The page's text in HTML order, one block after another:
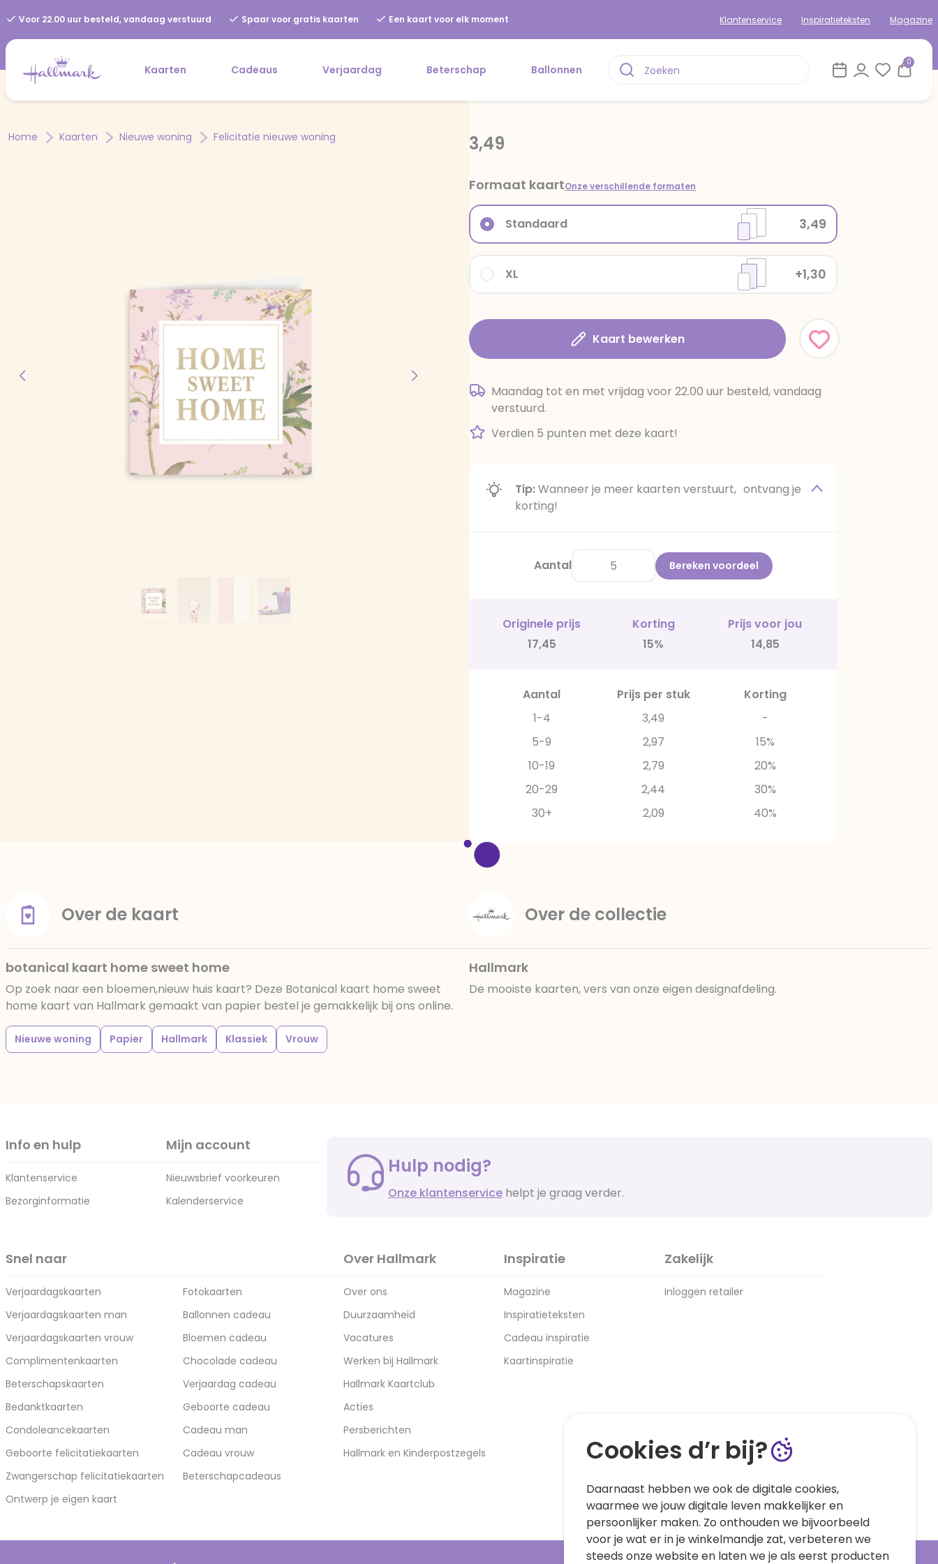
Voor 22.00 uur besteld, vandaag verstuurd Spaar voor gratis kaarten Een kaart voor elk moment Klantenservice Inspiratieteksten Magazine
Kaarten Cadeaus Verjaardag Beterschap Ballonnen
0
Home Kaarten Nieuwe woning Felicitatie nieuwe woning 3,49
Formaat kaartOnze verschillende formaten
XL +1,30
Standaard 3,49
Kaart bewerken
Maandag tot en met vrijdag voor 22.00 uur besteld, vandaag
verstuurd.
Verdien 5 punten met deze kaart!
Tip:Wanneer je meer kaarten verstuurt, ontvang je
korting!
Aantal Bereken voordeel
Originele prijs Korting
Prijs voor jou
17,45
15% 14,85
Aantal Prijs per stuk
Korting
1-4
3,49
-
5-9
2,97
15%
10-19
2,79
20%
20-29
2,44
30%
30+
2,09 40%
Over de kaart
botanical kaart home sweet home
Op zoek naar een bloemen,nieuw huis kaart? Deze Botanical kaart home sweet
home kaart van Hallmark gemaakt van papier bestel je gemakkelijk bij ons online.
Nieuwe woning Papier Hallmark Klassiek Vrouw
Over de collectie
Hallmark
De mooiste kaarten, vers van onze eigen designafdeling.
Info en hulp
Klantenservice
Bezorginformatie
Mijn account
Nieuwsbrief voorkeuren
Kalenderservice
Hulp nodig?
Onze klantenservice helpt je graag verder.
Snel naar
Verjaardagskaarten
Verjaardagskaarten man
Verjaardagskaarten vrouw
Complimentenkaarten
Beterschapskaarten
Bedanktkaarten
Condoleancekaarten
Geboorte felicitatiekaarten
Zwangerschap felicitatiekaarten
Ontwerp je eigen kaart
Fotokaarten
Ballonnen cadeau
Bloemen cadeau
Chocolade cadeau
Verjaardag cadeau
Geboorte cadeau
Cadeau man
Cadeau vrouw
Beterschapcadeaus
Over Hallmark
Over ons
Duurzaamheid
Vacatures
Werken bij Hallmark
Hallmark Kaartclub
Acties
Persberichten
Hallmark en Kinderpostzegels
Inspiratie
Magazine
Inspiratieteksten
Cadeau inspiratie
Kaartinspiratie
Zakelijk
Inloggen retailer
Cookies d’r bij?
Daarnaast hebben we ook de digitale cookies,
waarmee we jouw digitale leven makkelijker en
persoonlijker maken. Zo onthouden we bijvoorbeeld
voor je wat er in je winkelmandje zat, verbeteren we
steeds onze website en laten we je als eerst producten